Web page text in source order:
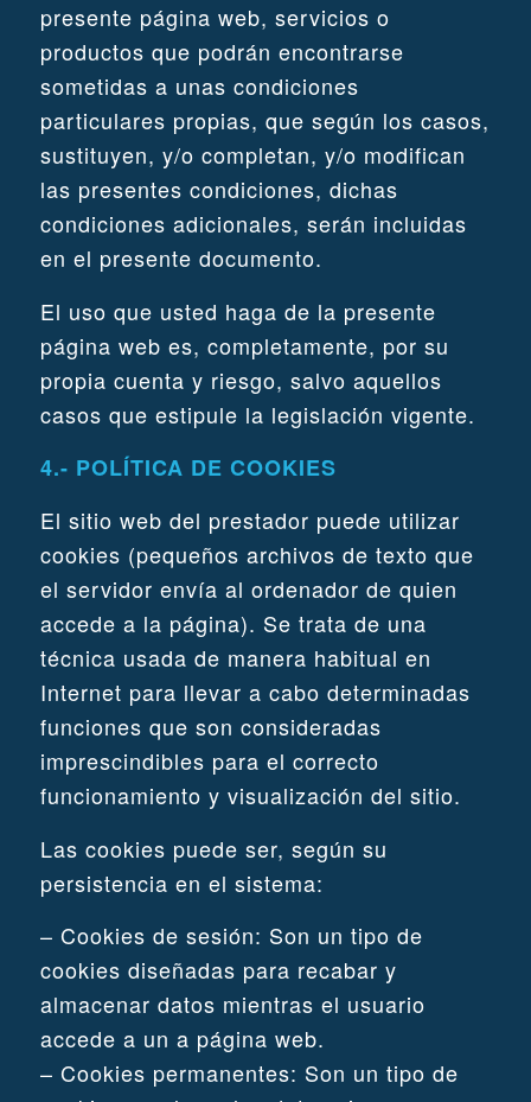
presente página web, servicios o
productos que podrán encontrarse
sometidas a unas condiciones
particulares propias, que según los casos,
sustituyen, y/o completan, y/o modifican
las presentes condiciones, dichas
condiciones adicionales, serán incluidas
en el presente documento.
El uso que usted haga de la presente
página web es, completamente, por su
propia cuenta y riesgo, salvo aquellos
casos que estipule la legislación vigente.
4.- POLÍTICA DE COOKIES
El sitio web del prestador puede utilizar
cookies (pequeños archivos de texto que
el servidor envía al ordenador de quien
accede a la página). Se trata de una
técnica usada de manera habitual en
Internet para llevar a cabo determinadas
funciones que son consideradas
imprescindibles para el correcto
funcionamiento y visualización del sitio.
Las cookies puede ser, según su
persistencia en el sistema:
– Cookies de sesión: Son un tipo de
cookies diseñadas para recabar y
almacenar datos mientras el usuario
accede a un a página web.
– Cookies permanentes: Son un tipo de